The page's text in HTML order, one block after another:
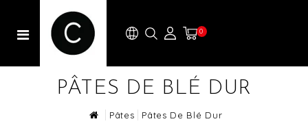
0
PÂTES DE BLÉ DUR
Pâtes Pâtes De Blé Dur